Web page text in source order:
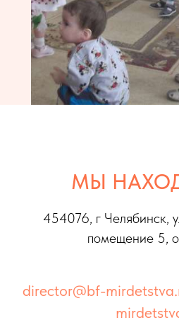
МЫ
454076, г Челябинск,
помещение 5,
director@bf-